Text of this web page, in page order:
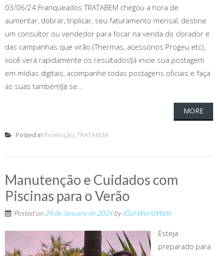
03/06/24.Franqueados TRATABEM chegou a hora de
aumentar, dobrar, triplicar, seu faturamento mensal, destine
um consultor ou vendedor para focar na venda do clorador e
das campanhas que virão (Thermas, acessórios Progeu etc),
você verá rapidamente os resultados!Já inicie sua postagem
em mídias digitais, acompanhe todas postagens oficiais e faça
as suas também!Já se...
MORE
Posted in Promoção, TRATABEM
Manutenção e Cuidados com
Piscinas para o Verão
Posted on 24 de January de 2024byiGUi WorldWide
Esteja
preparado para